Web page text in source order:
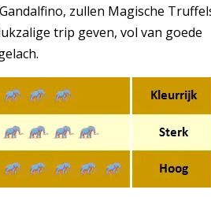
zullen Magische
trip geven, vol van goede